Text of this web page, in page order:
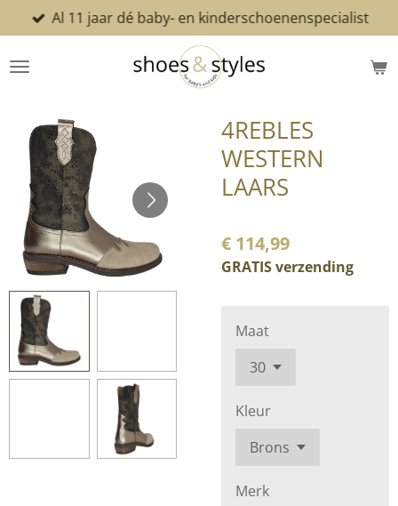
direct
naar
Al 11 jaar dé baby- en kinderschoenenspecialist
4REBLES
WESTERN
LAARS
€ 114,99
GRATIS verzending
Maat
Kleur
Merk